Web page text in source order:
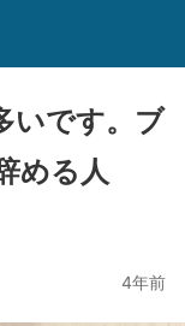
いです。ブ
める人
4年前